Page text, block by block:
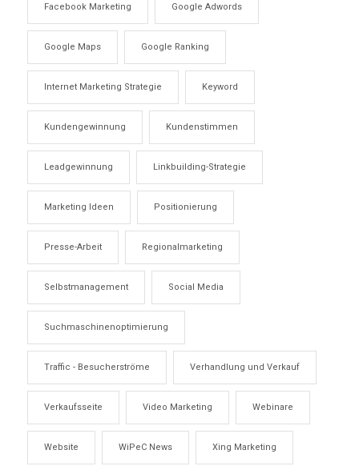
Facebook Marketing Google Adwords
Google Maps Google Ranking
Internet Marketing Strategie Keyword
Kundengewinnung Kundenstimmen
Leadgewinnung Linkbuilding-Strategie
Marketing Ideen Positionierung
Presse-Arbeit Regionalmarketing
Selbstmanagement Social Media
Suchmaschinenoptimierung
Traffic - Besucherströme Verhandlung und Verkauf
Verkaufsseite Video Marketing Webinare
Website WiPeC News Xing Marketing